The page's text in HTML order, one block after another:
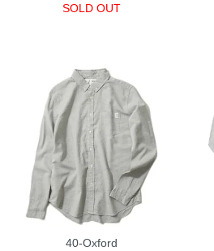
SOLD OUT
40-Oxford